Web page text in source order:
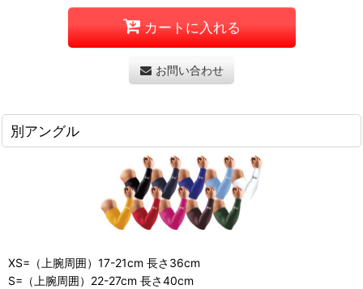
カートに入れる
お問い合わせ
別アングル
XS=（上腕周囲）17-21cm 長さ36cm
S=（上腕周囲）22-27cm 長さ40cm